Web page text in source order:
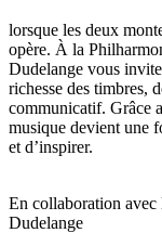
lorsque les deux
opère. À la
Dudelange vous
richesse des timbres,
communicatif. Grâce
musique devient une
et d’inspirer.
En collaboration
Dudelange